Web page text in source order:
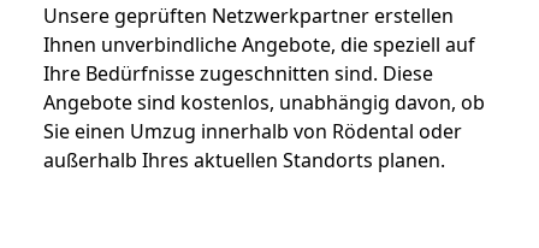
Unsere geprüften Netzwerkpartner erstellen
Ihnen unverbindliche Angebote, die speziell auf
Ihre Bedürfnisse zugeschnitten sind. Diese
Angebote sind kostenlos, unabhängig davon, ob
Sie einen Umzug innerhalb von Rödental oder
außerhalb Ihres aktuellen Standorts planen.